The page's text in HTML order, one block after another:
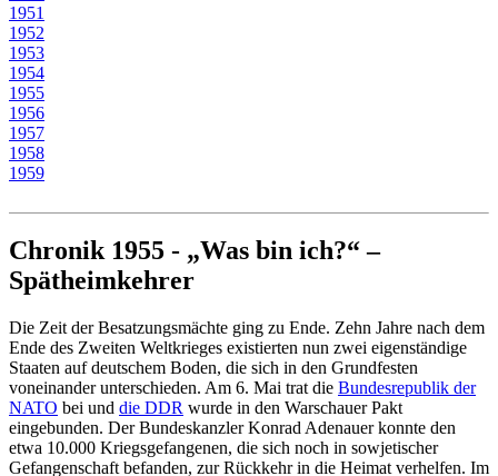
1951
1952
1953
1954
1955
1956
1957
1958
1959
Chronik 1955 - „Was bin ich?“ –
Spätheimkehrer
Die Zeit der Besatzungsmächte ging zu Ende. Zehn Jahre nach dem
Ende des Zweiten Weltkrieges existierten nun zwei eigenständige
Staaten auf deutschem Boden, die sich in den Grundfesten
voneinander unterschieden. Am 6. Mai trat die Bundesrepublik der
NATO bei und die DDR wurde in den Warschauer Pakt
eingebunden. Der Bundeskanzler Konrad Adenauer konnte den
etwa 10.000 Kriegsgefangenen, die sich noch in sowjetischer
Gefangenschaft befanden, zur Rückkehr in die Heimat verhelfen. Im